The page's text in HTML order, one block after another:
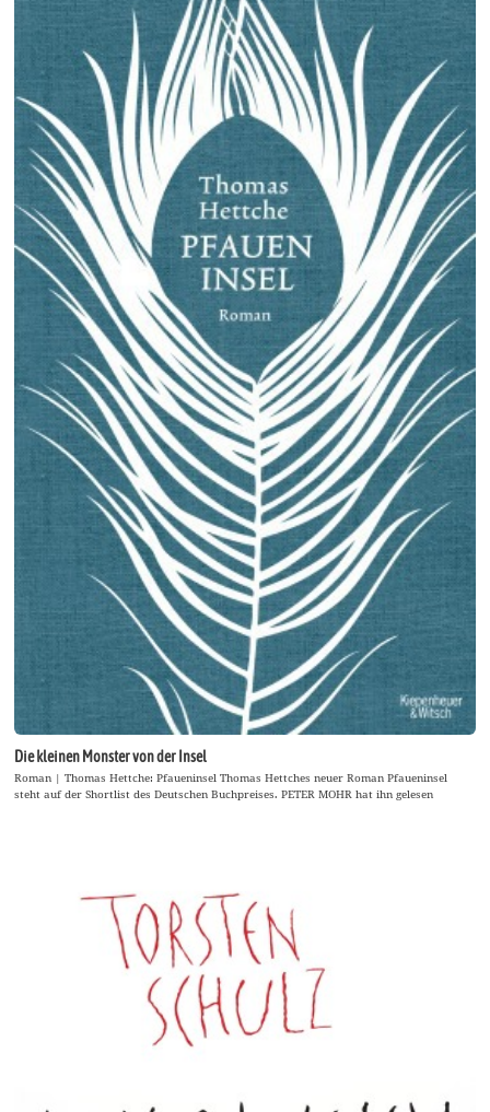
Die kleinen Monster von der Insel
Roman | Thomas Hettche: Pfaueninsel Thomas Hettches neuer Roman Pfaueninsel
steht auf der Shortlist des Deutschen Buchpreises. PETER MOHR hat ihn gelesen